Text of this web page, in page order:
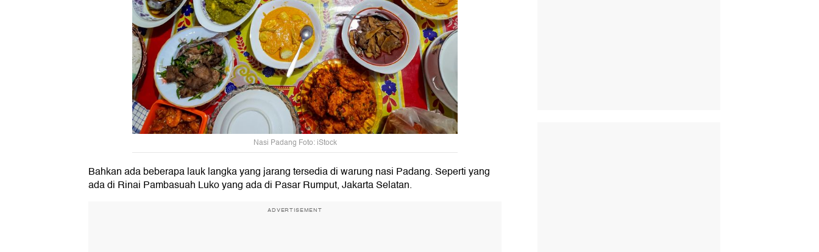
Nasi Padang Foto: iStock
Bahkan ada beberapa lauk langka yang jarang tersedia di warung nasi Padang. Seperti yang
ada di Rinai Pambasuah Luko yang ada di Pasar Rumput, Jakarta Selatan.
ADVERTISEMENT